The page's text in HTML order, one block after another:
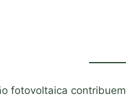
fotovoltaica contribuem